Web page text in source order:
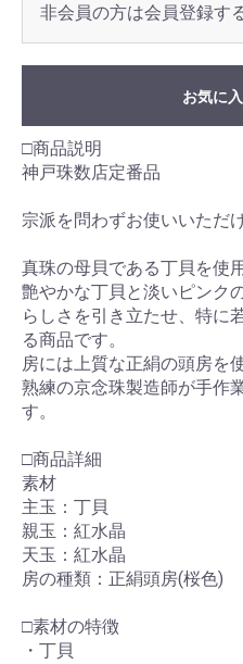
非会員の方は会員登録す
お気に
□商品説明
神戸珠数店定番品
宗派を問わずお使いいただ
真珠の母貝である丁貝を使
艶やかな丁貝と淡いピンク
らしさを引き立たせ、特に
る商品です。
房には上質な正絹の頭房を
熟練の京念珠製造師が手作
す。
□商品詳細
素材
主玉：丁貝
親玉：紅水晶
天玉：紅水晶
房の種類：正絹頭房(桜色)
□素材の特徴
・丁貝